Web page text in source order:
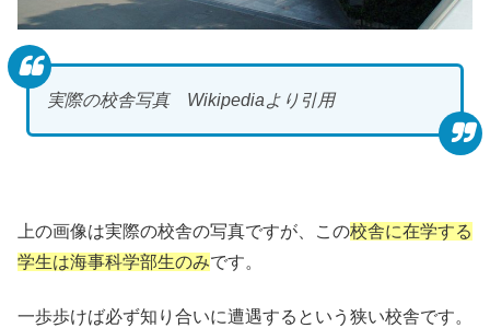
実際の校舎写真 Wikipediaより引用
上の画像は実際の校舎の写真ですが、この校舎に在学する
学生は海事科学部生のみです。
一歩歩けば必ず知り合いに遭遇するという狭い校舎です。